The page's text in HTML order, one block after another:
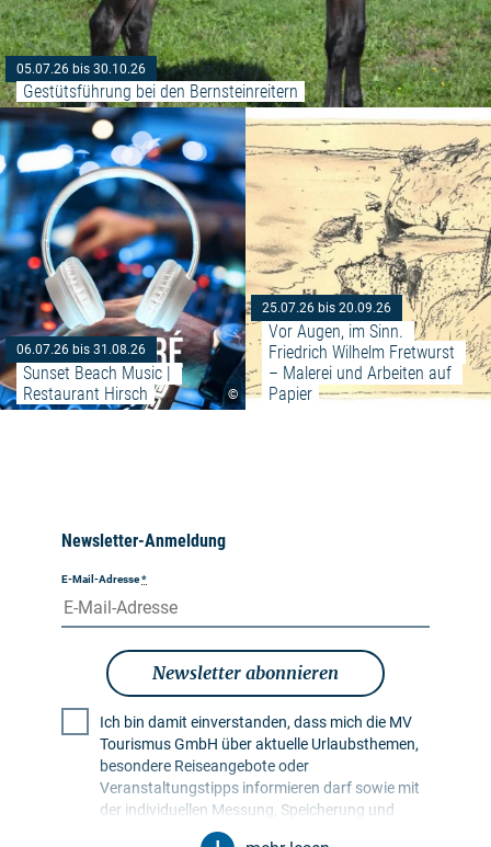
05.07.26 bis 30.10.26
Gestütsführung bei den Bernsteinreitern
©
06.07.26 bis 31.08.26
Sunset Beach Music |
Restaurant Hirsch
Weiterlesen: "Sunset Beach
25.07.26 bis 20.09.26
Vor Augen, im Sinn.
Friedrich Wilhelm Fretwurst
– Malerei und Arbeiten auf
Papier
Newsletter-Anmeldung
E-Mail-Adresse*
Newsletter abonnieren
Ich bin damit einverstanden, dass mich die MV
Tourismus GmbH über aktuelle Urlaubsthemen,
besondere Reiseangebote oder
Veranstaltungstipps informieren darf sowie mit
der individuellen Messung, Speicherung und
Auswertung von Öffnungs- und Klickraten in